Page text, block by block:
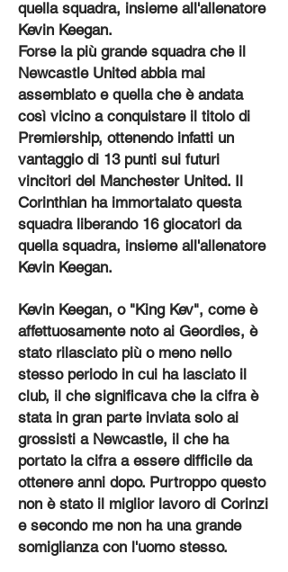
quella squadra, insieme all'allenatore
Kevin Keegan.
Forse la più grande squadra che il
Newcastle United abbia mai
assemblato e quella che è andata
così vicino a conquistare il titolo di
Premiership, ottenendo infatti un
vantaggio di 13 punti sui futuri
vincitori del Manchester United. Il
Corinthian ha immortalato questa
squadra liberando 16 giocatori da
quella squadra, insieme all'allenatore
Kevin Keegan.
Kevin Keegan, o "King Kev", come è
affettuosamente noto ai Geordies, è
stato rilasciato più o meno nello
stesso periodo in cui ha lasciato il
club, il che significava che la cifra è
stata in gran parte inviata solo ai
grossisti a Newcastle, il che ha
portato la cifra a essere difficile da
ottenere anni dopo. Purtroppo questo
non è stato il miglior lavoro di Corinzi
e secondo me non ha una grande
somiglianza con l'uomo stesso.